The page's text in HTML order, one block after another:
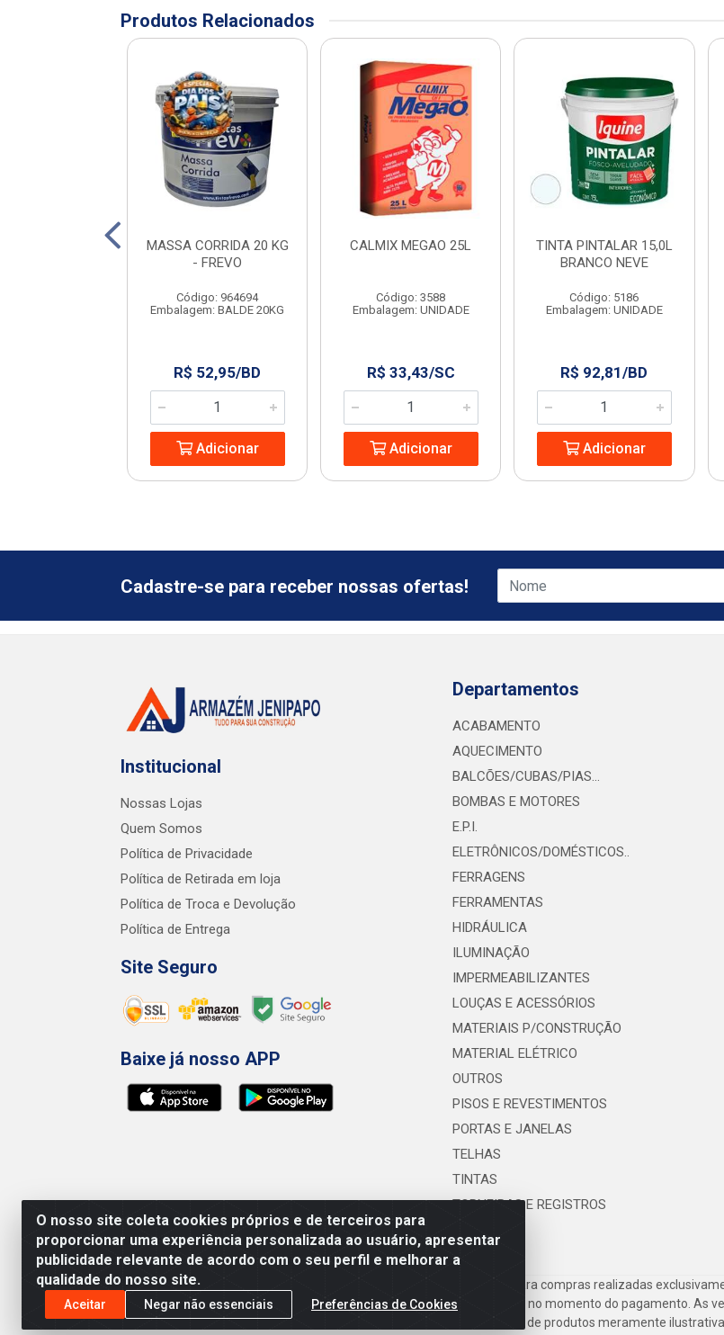
Produtos Relacionados
MASSA CORRIDA 20 KG
- FREVO
Código: 964694
Embalagem: BALDE 20KG
R$ 52,95/BD
Adicionar
CALMIX MEGAO 25L
Código: 3588
Embalagem: UNIDADE
R$ 33,43/SC
Adicionar
TINTA PINTALAR 15,0L
BRANCO NEVE
Código: 5186
Embalagem: UNIDADE
R$ 92,81/BD
Adicionar
O nosso site coleta cookies próprios e de terceiros para
proporcionar uma experiência personalizada ao usuário, apresentar
publicidade relevante de acordo com o seu perfil e melhorar a
qualidade do nosso site.
Aceitar Negar não essenciais Preferências de Cookies
Cadastre-se para receber nossas ofertas!
Institucional
Nossas Lojas
Quem Somos
Política de Privacidade
Política de Retirada em loja
Política de Troca e Devolução
Política de Entrega
Site Seguro
Baixe já nosso APP
Departamentos
ACABAMENTO
AQUECIMENTO
BALCÕES/CUBAS/PIAS...
BOMBAS E MOTORES
E.P.I.
ELETRÔNICOS/DOMÉSTICOS..
FERRAGENS
FERRAMENTAS
HIDRÁULICA
ILUMINAÇÃO
IMPERMEABILIZANTES
LOUÇAS E ACESSÓRIOS
MATERIAIS P/CONSTRUÇÃO
MATERIAL ELÉTRICO
OUTROS
PISOS E REVESTIMENTOS
PORTAS E JANELAS
TELHAS
TINTAS
TORNEIRAS E REGISTROS
Preços, promoções, condições de pagamento e frete são válidos para compras realizadas
será válido o preço que for exibido no carrinho de compras do site no momento do pagamento. As
Imagens de produtos meramente